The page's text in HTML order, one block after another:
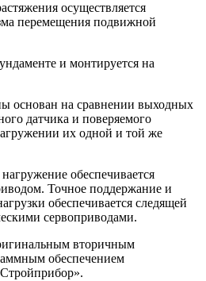
осуществляется
перемещения подвижной
и монтируется на
основан на сравнении выходных
датчика и поверяемого
их одной и той же
обеспечивается
Точное поддержание и
обеспечивается следящей
сервоприводами.
вторичным
обеспечением